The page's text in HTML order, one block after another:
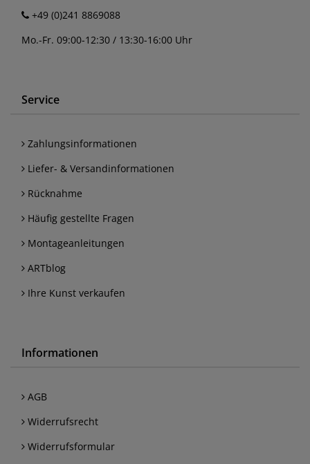
+49 (0)241 8869088
Mo.-Fr. 09:00-12:30 / 13:30-16:00 Uhr
Service
Zahlungsinformationen
Liefer- & Versandinformationen
Rücknahme
Häufig gestellte Fragen
Montageanleitungen
ARTblog
Ihre Kunst verkaufen
Informationen
AGB
Widerrufsrecht
Widerrufsformular